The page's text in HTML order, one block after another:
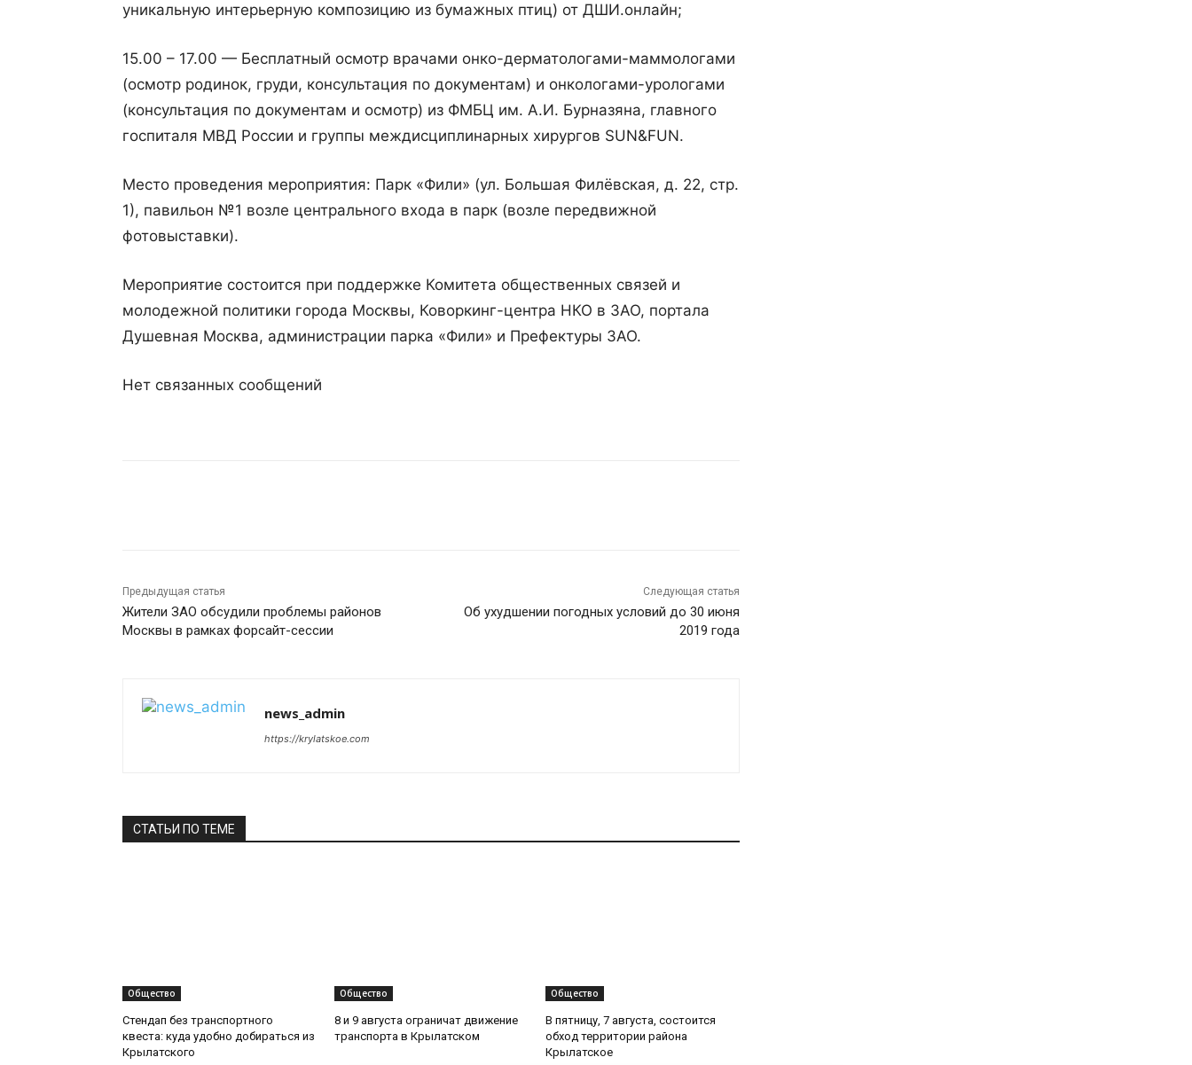
уникальную интерьерную композицию из бумажных птиц) от ДШИ.онлайн;
15.00 – 17.00 — Бесплатный осмотр врачами онко-дерматологами-маммологами
(осмотр родинок, груди, консультация по документам) и онкологами-урологами
(консультация по документам и осмотр) из ФМБЦ им. А.И. Бурназяна, главного
госпиталя МВД России и группы междисциплинарных хирургов SUN&FUN.
Место проведения мероприятия: Парк «Фили» (ул. Большая Филёвская, д. 22, стр.
1), павильон №1 возле центрального входа в парк (возле передвижной
фотовыставки).
Мероприятие состоится при поддержке Комитета общественных связей и
молодежной политики города Москвы, Коворкинг-центра НКО в ЗАО, портала
Душевная Москва, администрации парка «Фили» и Префектуры ЗАО.
Нет связанных сообщений
Предыдущая статья
Жители ЗАО обсудили проблемы районов
Москвы в рамках форсайт-сессии
Следующая статья
Об ухудшении погодных условий до 30 июня
2019 года
news_admin
https://krylatskoe.com
СТАТЬИ ПО ТЕМЕ
Общество
Стендап без транспортного
квеста: куда удобно добираться из
Крылатского
Общество
8 и 9 августа ограничат движение
транспорта в Крылатском
Общество
В пятницу, 7 августа, состоится
обход территории района
Крылатское